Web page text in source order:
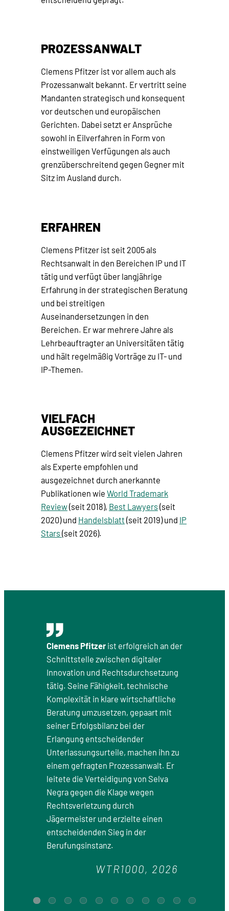
PROZESSANWALT
Clemens Pfitzer ist vor allem auch als
Prozessanwalt bekannt. Er vertritt seine
Mandanten strategisch und konsequent
vor deutschen und europäischen
Gerichten. Dabei setzt er Ansprüche
sowohl in Eilverfahren in Form von
einstweiligen Verfügungen als auch
grenzüberschreitend gegen Gegner mit
Sitz im Ausland durch.
ERFAHREN
Clemens Pfitzer ist seit 2005 als
Rechtsanwalt in den Bereichen IP und IT
tätig und verfügt über langjährige
Erfahrung in der strategischen Beratung
und bei streitigen
Auseinandersetzungen in den
Bereichen. Er war mehrere Jahre als
Lehrbeauftragter an Universitäten tätig
und hält regelmäßig Vorträge zu IT- und
IP-Themen.
VIELFACH
AUSGEZEICHNET
Clemens Pfitzer wird seit vielen Jahren
als Experte empfohlen und
ausgezeichnet durch anerkannte
Publikationen wie World Trademark
Review(seit 2018), Best Lawyers (seit
2020) und Handelsblatt (seit 2019) und IP
Stars (seit 2026).
Clemens Pfitzerist erfolgreich an der
Schnittstelle zwischen digitaler
Innovation und Rechtsdurchsetzung
tätig. Seine Fähigkeit, technische
Komplexität in klare wirtschaftliche
Beratung umzusetzen, gepaart mit
seiner Erfolgsbilanz bei der
Erlangung entscheidender
Unterlassungsurteile, machen ihn zu
einem gefragten Prozessanwalt. Er
leitete die Verteidigung von Selva
Negra gegen die Klage wegen
Rechtsverletzung durch
Jägermeister und erzielte einen
entscheidenden Sieg in der
Berufungsinstanz.
WTR1000, 2026
1 2 3 4 5 6 7 8 9 10 11